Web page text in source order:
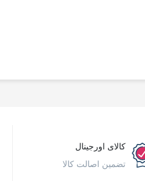
کالای اورجینال
تضمین اصالت کالا